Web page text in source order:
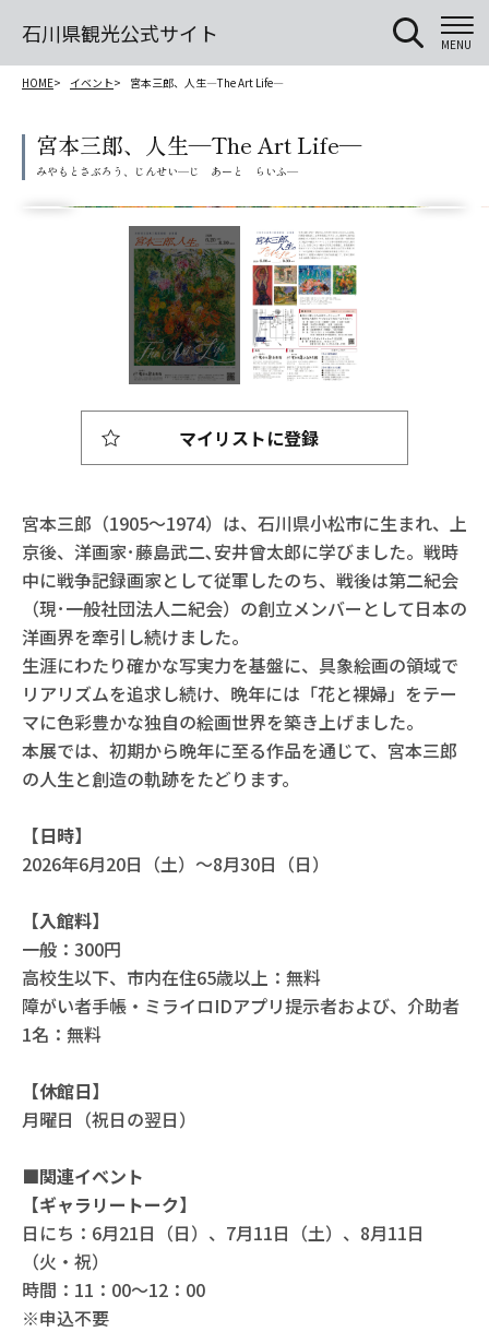
石川県観光公式サイト MENU
HOME イベント 宮本三郎、人生―The Art Life―
宮本三郎、人生―The Art Life―
宮本三郎（1905～1974）は、石川県小松市に生まれ、上
京後、洋画家･藤島武二､安井曾太郎に学びました。戦時
中に戦争記録画家として従軍したのち、戦後は第二紀会
（現･一般社団法人二紀会）の創立メンバーとして日本の
洋画界を牽引し続けました。
生涯にわたり確かな写実力を基盤に、具象絵画の領域で
リアリズムを追求し続け、晩年には「花と裸婦」をテー
マに色彩豊かな独自の絵画世界を築き上げました。
本展では、初期から晩年に至る作品を通じて、宮本三郎
の人生と創造の軌跡をたどります。
【日時】
2026年6月20日（土）〜8月30日（日）
【入館料】
一般：300円
高校生以下、市内在住65歳以上：無料
障がい者手帳・ミライロIDアプリ提示者および、介助者
1名：無料
【休館日】
月曜日（祝日の翌日）
■関連イベント
【ギャラリートーク】
日にち：6月21日（日）、7月11日（土）、8月11日
（火・祝）
時間：11：00〜12：00
※申込不要
マイリストに登録